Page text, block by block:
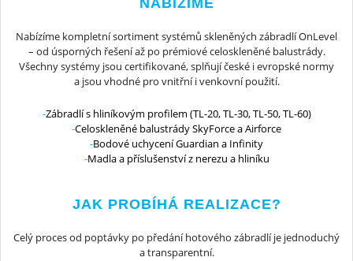
Nabízíme kompletní sortiment systémů skleněných zábradlí OnLevel
– od úsporných řešení až po prémiové celoskleněné balustrády.
Všechny systémy jsou certifikované, splňují české i evropské normy
a jsou vhodné pro vnitřní i venkovní použití.
Zábradlí s hliníkovým profilem (TL-20, TL-30, TL-50, TL-60)
Celoskleněné balustrády SkyForce a Airforce
Bodové uchycení Guardian a Infinity
Madla a příslušenství z nerezu a hliníku
JAK PROBÍHÁ REALIZACE?
Celý proces od poptávky po předání hotového zábradlí je jednoduchý
a transparentní.